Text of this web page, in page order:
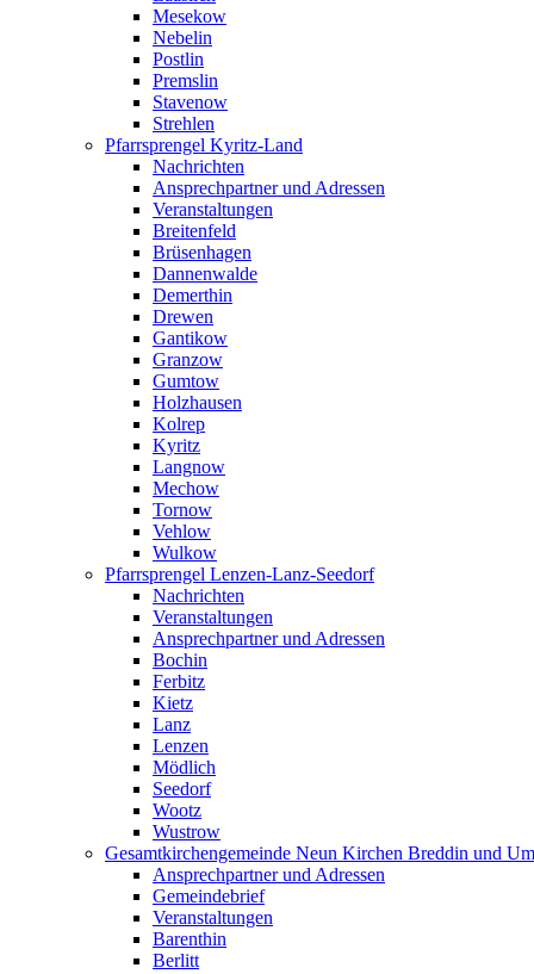
Mesekow
Nebelin
Postlin
Premslin
Stavenow
Strehlen
Pfarrsprengel Kyritz-Land
Nachrichten
Ansprechpartner und Adressen
Veranstaltungen
Breitenfeld
Brüsenhagen
Dannenwalde
Demerthin
Drewen
Gantikow
Granzow
Gumtow
Holzhausen
Kolrep
Kyritz
Langnow
Mechow
Tornow
Vehlow
Wulkow
Pfarrsprengel Lenzen-Lanz-Seedorf
Nachrichten
Veranstaltungen
Ansprechpartner und Adressen
Bochin
Ferbitz
Kietz
Lanz
Lenzen
Mödlich
Seedorf
Wootz
Wustrow
Gesamtkirchengemeinde Neun Kirchen Breddin und
Ansprechpartner und Adressen
Gemeindebrief
Veranstaltungen
Barenthin
Berlitt